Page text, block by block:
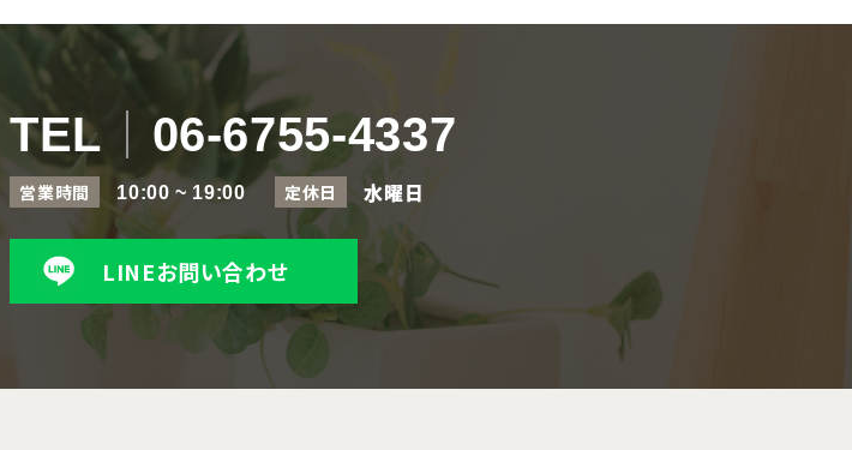
TEL 06-6755-4337
営業時間 10:00 ~ 19:00 定休日 水曜日
LINEお問い合わせ